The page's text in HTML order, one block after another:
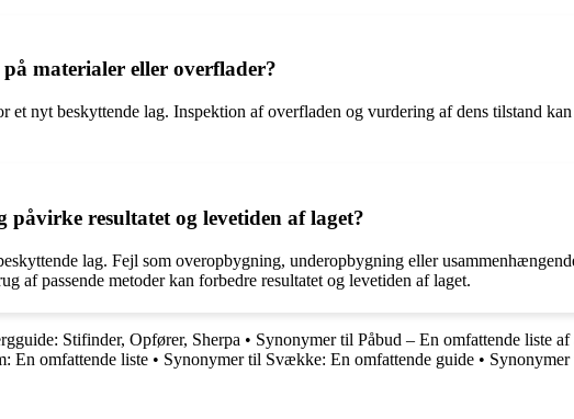
materialer eller overflader?
nyt beskyttende lag. Inspektion af overfladen og vurdering af dens tilstand
resultatet og levetiden af laget?
lag. Fejl som overopbygning, underopbygning eller
af passende metoder kan forbedre resultatet og levetiden af laget.
Stifinder, Opfører, Sherpa • Synonymer til Påbud – En omfattende liste
En omfattende liste • Synonymer til Svække: En omfattende guide •